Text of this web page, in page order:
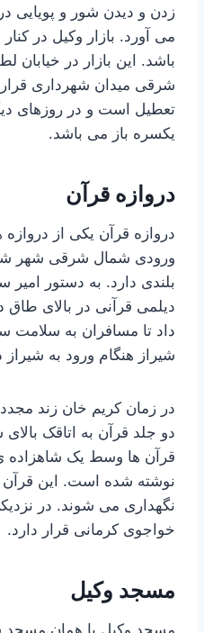
زدن و دیدن شور و پویایی
می آورد. بازار وکیل در
باشد. این بازار در
شرقی میدان شهرداری
یکسره باز می باشد.
دروازه قرآن
دروازه قرآن یکی از
ورودی شمال شرقی شهر
بلندی دارد. به دستور امیر
دیلمی قرآنی در بالای
داد تا مسافران به سلامت
شیراز هنگام ورود به شیراز
در زمان کریم خان زند
دو جلد قرآن به اتاقک
قرآن ها وسط یک
نوشته شده است. این قرآن
نگهداری می شوند. در
خواجوی کرمانی قرار دارد.
مسجد وکیل
مسجد وکیل یا همان مسجد